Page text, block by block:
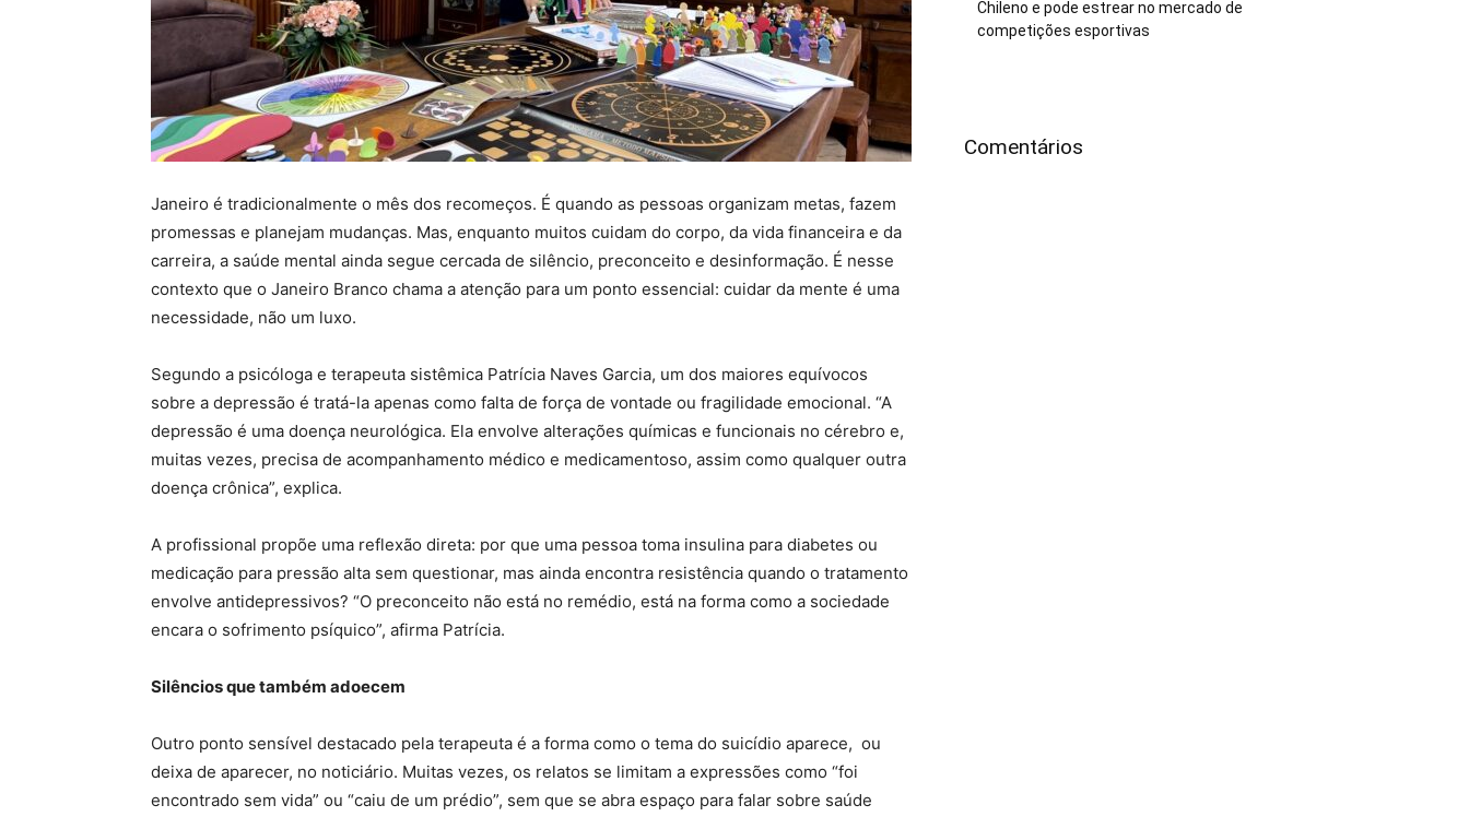
Janeiro é tradicionalmente o mês dos recomeços. É quando as pessoas organizam metas, fazem
promessas e planejam mudanças. Mas, enquanto muitos cuidam do corpo, da vida financeira e da
carreira, a saúde mental ainda segue cercada de silêncio, preconceito e desinformação. É nesse
contexto que o Janeiro Branco chama a atenção para um ponto essencial: cuidar da mente é uma
necessidade, não um luxo.
Segundo a psicóloga e terapeuta sistêmica Patrícia Naves Garcia, um dos maiores equívocos
sobre a depressão é tratá-la apenas como falta de força de vontade ou fragilidade emocional. “A
depressão é uma doença neurológica. Ela envolve alterações químicas e funcionais no cérebro e,
muitas vezes, precisa de acompanhamento médico e medicamentoso, assim como qualquer outra
doença crônica”, explica.
A profissional propõe uma reflexão direta: por que uma pessoa toma insulina para diabetes ou
medicação para pressão alta sem questionar, mas ainda encontra resistência quando o tratamento
envolve antidepressivos? “O preconceito não está no remédio, está na forma como a sociedade
encara o sofrimento psíquico”, afirma Patrícia.
Silêncios que também adoecem
Outro ponto sensível destacado pela terapeuta é a forma como o tema do suicídio aparece, ou
deixa de aparecer, no noticiário. Muitas vezes, os relatos se limitam a expressões como “foi
encontrado sem vida” ou “caiu de um prédio”, sem que se abra espaço para falar sobre saúde
Chileno e pode estrear no mercado de
competições esportivas
Comentários